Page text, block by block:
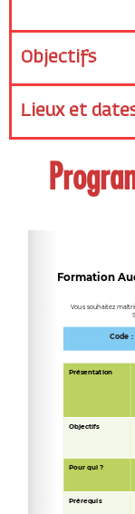
Objectifs
Lieux et